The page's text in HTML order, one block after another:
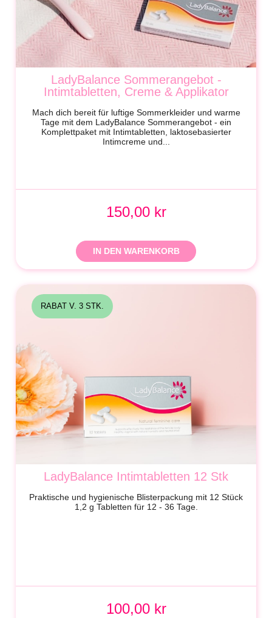
LadyBalance Sommerangebot -
Intimtabletten, Creme & Applikator
Mach dich bereit für luftige Sommerkleider und warme
Tage mit dem LadyBalance Sommerangebot - ein
Komplettpaket mit Intimtabletten, laktosebasierter
Intimcreme und...
150,00 kr
IN DEN WARENKORB
LadyBalance Intimtabletten 12 Stk
Praktische und hygienische Blisterpackung mit 12 Stück
1,2 g Tabletten für 12 - 36 Tage.
100,00 kr
RABAT V. 3 STK.